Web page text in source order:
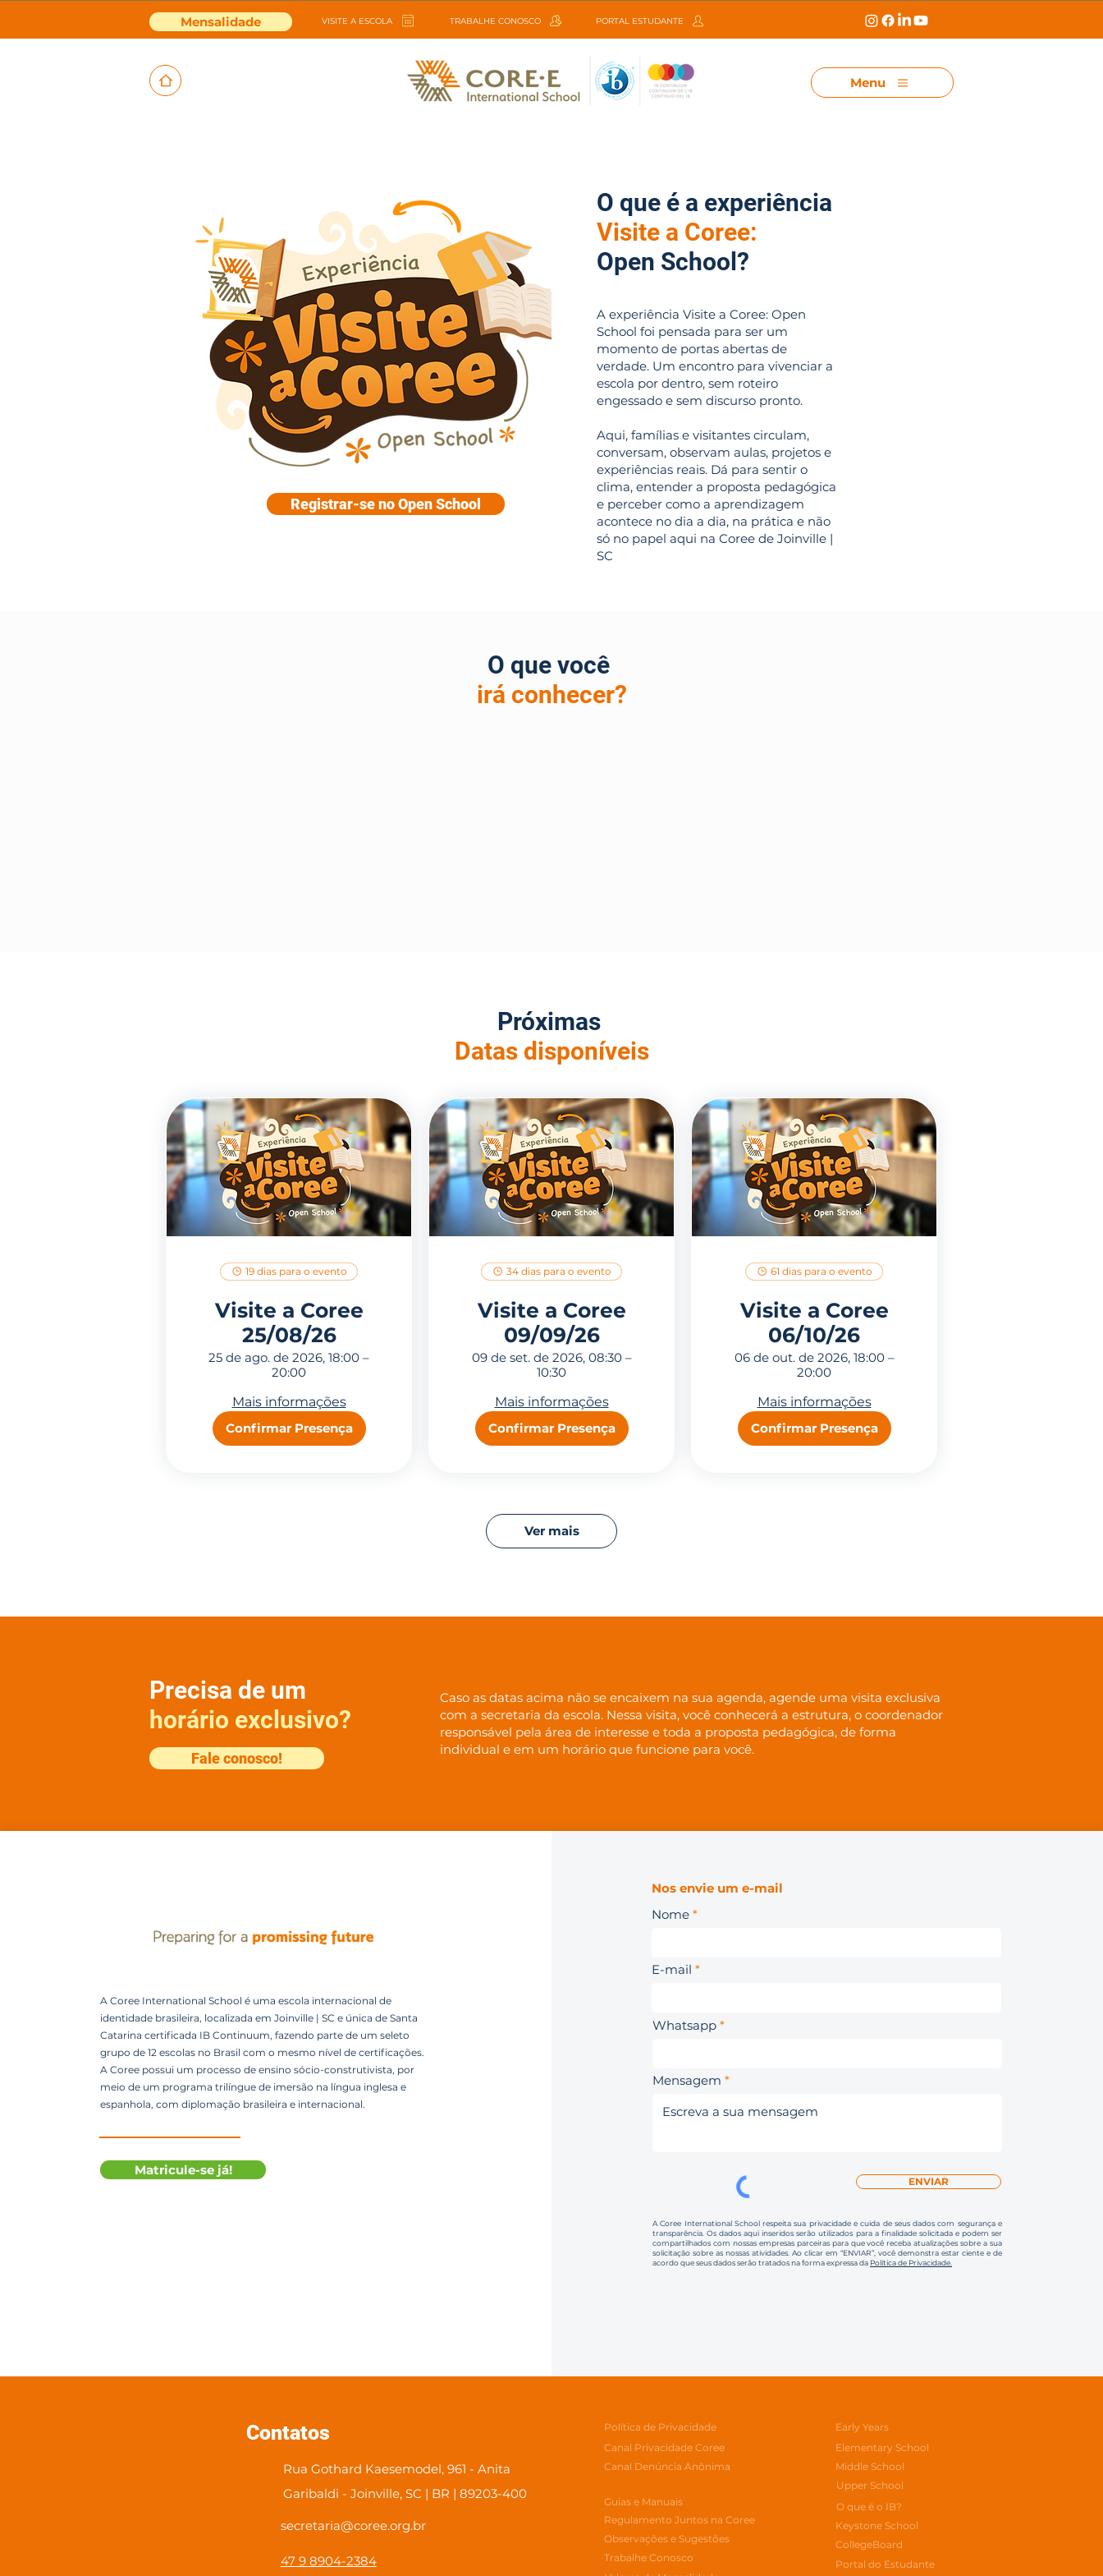
Mensalidade VISITE A ESCOLA TRABALHE CONOSCO PORTAL ESTUDANTE
Menu
Registrar-se no Open School
O que é a experiência
Visite a Coree:
Open School?
A experiência Visite a Coree: Open
School foi pensada para ser um
momento de portas abertas de
verdade. Um encontro para vivenciar a
escola por dentro, sem roteiro
engessado e sem discurso pronto.
Aqui, famílias e visitantes circulam,
conversam, observam aulas, projetos e
experiências reais. Dá para sentir o
clima, entender a proposta pedagógica
e perceber como a aprendizagem
acontece no dia a dia, na prática e não
só no papel aqui na Coree de Joinville |
SC
O que você
irá conhecer?
Próximas
Datas disponíveis
19 dias para o evento
Visite a Coree
25/08/26
25 de ago. de 2026, 18:00 –
20:00
Mais informações
Confirmar Presença
34 dias para o evento
Visite a Coree
09/09/26
09 de set. de 2026, 08:30 –
10:30
Mais informações
Confirmar Presença
61 dias para o evento
Visite a Coree
06/10/26
06 de out. de 2026, 18:00 –
20:00
Mais informações
Confirmar Presença
Ver mais
Precisa de um
horário exclusivo?
Fale conosco!
Caso as datas acima não se encaixem na sua agenda, agende uma visita exclusiva
com a secretaria da escola. Nessa visita, você conhecerá a estrutura, o coordenador
responsável pela área de interesse e toda a proposta pedagógica, de forma
individual e em um horário que funcione para você.
A Coree International School é uma escola internacional de
identidade brasileira, localizada em Joinville | SC e única de Santa
Catarina certificada IB Continuum, fazendo parte de um seleto
grupo de 12 escolas no Brasil com o mesmo nível de certificações.
A Coree possui um processo de ensino sócio-construtivista, por
meio de um programa trilíngue de imersão na língua inglesa e
espanhola, com diplomação brasileira e internacional.
Matricule-se já!
Nos envie um e-mail
Nome
E-mail
Whatsapp
Mensagem
ENVIAR
A Coree International School respeita sua privacidade e cuida de seus dados com segurança e
transparência. Os dados aqui inseridos serão utilizados para a finalidade solicitada e podem ser
compartilhados com nossas empresas parceiras para que você receba atualizações sobre a sua
solicitação sobre as nossas atividades. Ao clicar em “ENVIAR”, você demonstra estar ciente e de
acordo que seus dados serão tratados na forma expressa da Política de Privacidade.
Contatos
Rua Gothard Kaesemodel, 961 - Anita
Garibaldi - Joinville, SC | BR | 89203-400
secretaria@coree.org.br
47 9 8904-2384
Política de Privacidade
Canal Privacidade Coree
Canal Denúncia Anônima
Early Years
Elementary School
Middle School
Upper School
Guias e Manuais
Regulamento Juntos na Coree
Observações e Sugestões
Trabalhe Conosco
O que é o IB?
Keystone School
CollegeBoard
Portal do Estudante